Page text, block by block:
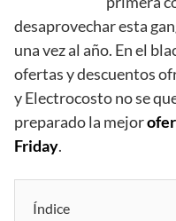
desaprovechar esta
una vez al año. En el
ofertas y descuentos
y Electrocosto no se
preparado la mejor
Friday.
Índice